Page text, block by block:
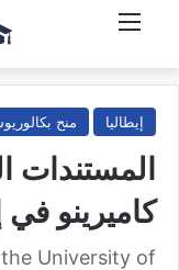
إيطاليا منح
المستندات
كاميرينو في
University of